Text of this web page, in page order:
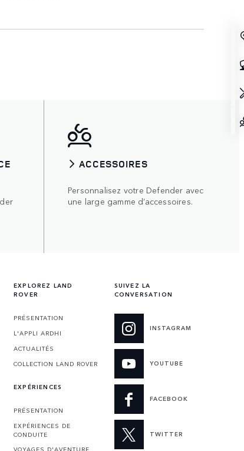
ACCESSOIRES
Personnalisez votre Defender avec
une large gamme d’accessoires.
EXPLOREZ LAND
ROVER
PRÉSENTATION
L'APPLI ARDHI
ACTUALITÉS
COLLECTION LAND ROVER
EXPÉRIENCES
PRÉSENTATION
EXPÉRIENCES DE
CONDUITE
SUIVEZ LA
CONVERSATION
INSTAGRAM
YOUTUBE
FACEBOOK
TWITTER